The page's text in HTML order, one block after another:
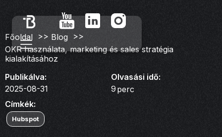
Főoldal >> Blog >>
OKR használata, marketing és sales stratégia
kialakításához
Publikálva:
2025-08-31
Olvasási idő:
9 perc
Címkék:
Hubspot